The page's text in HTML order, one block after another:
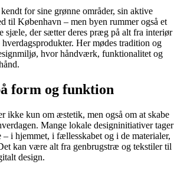
for sine grønne områder, sin aktive
til København – men byen rummer også et
sjæle, der sætter deres præg på alt fra interiør
Her mødes tradition og
hvor håndværk, funktionalitet og
form og funktion
ikke kun om æstetik, men også om at skabe
Mange lokale designinitiativer tager
i hjemmet, i fællesskabet og i de materialer,
kan være alt fra genbrugstræ og tekstiler til
design.